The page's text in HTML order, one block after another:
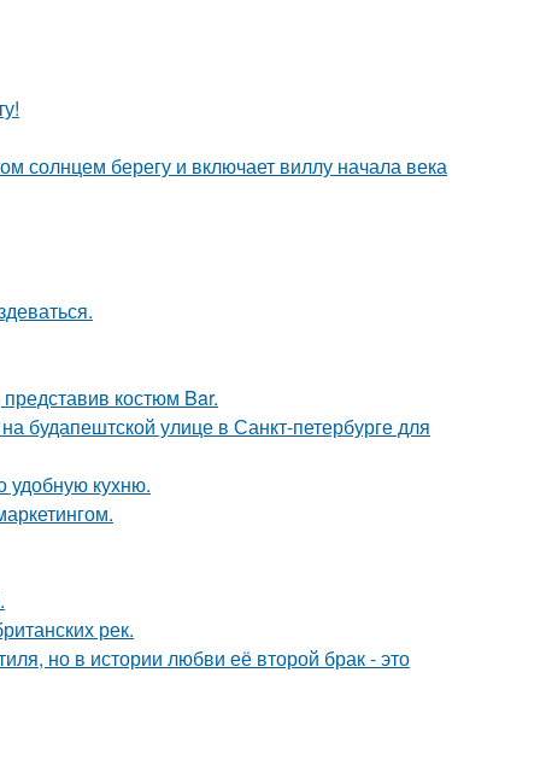
солнцем берегу и включает виллу начала века
костюм Bar.
будапештской улице в Санкт-петербурге для
удобную кухню.
рек.
но в истории любви её второй брак - это